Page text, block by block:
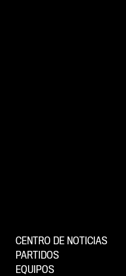
CENTRO DE NOTICIAS
PARTIDOS
EQUIPOS